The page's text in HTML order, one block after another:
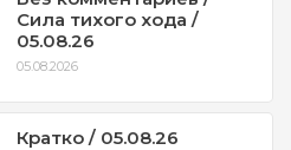
Сила тихого хода /
05.08.26
05.08.2026
Кратко / 05.08.26